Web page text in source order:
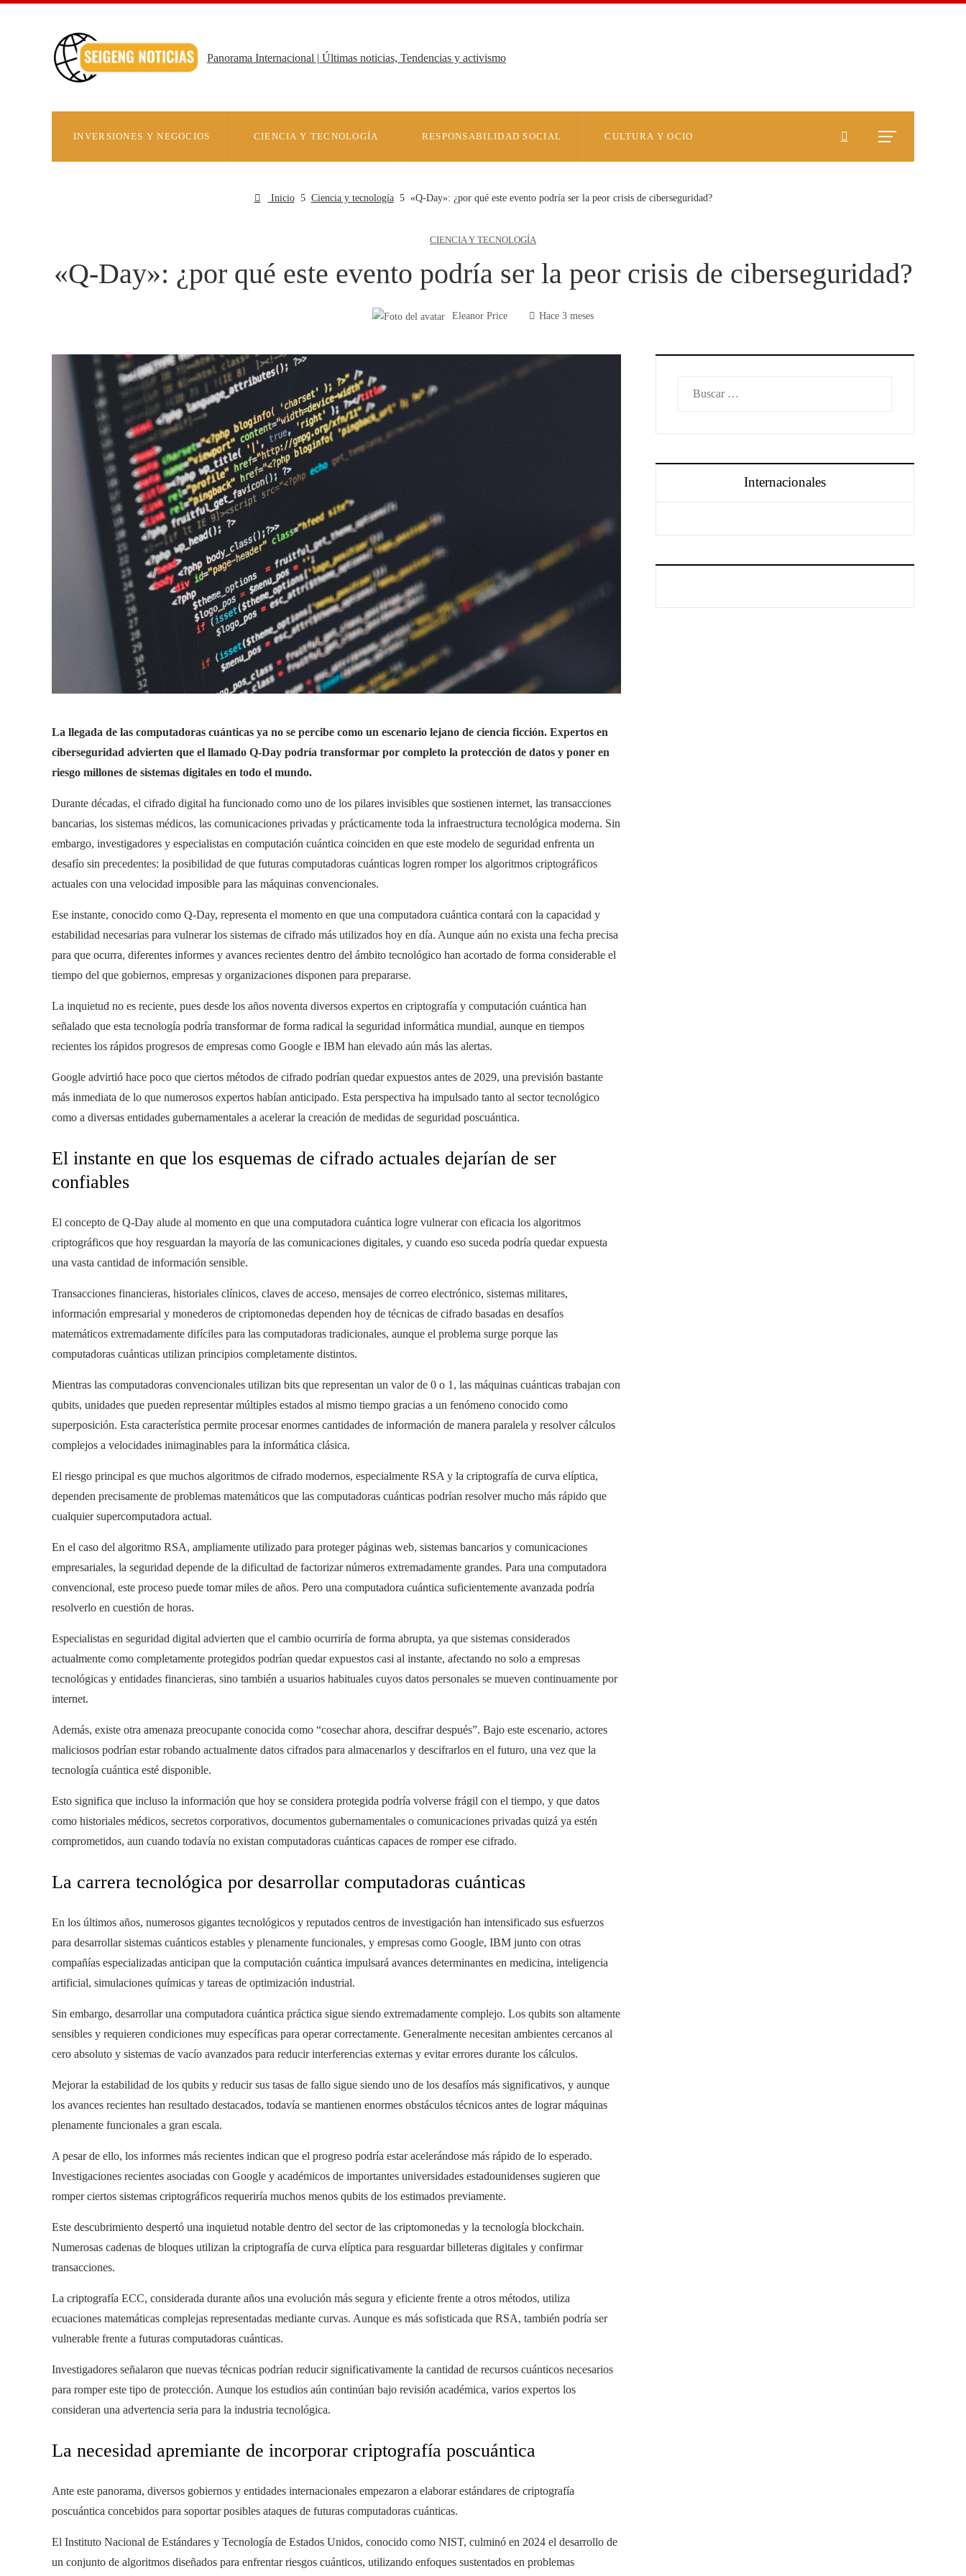
Panorama Internacional | Últimas noticias, Tendencias y activismo
INVERSIONES Y NEGOCIOS CIENCIA Y TECNOLOGÍA RESPONSABILIDAD SOCIAL CULTURA Y OCIO
Inicio Ciencia y tecnología «Q-Day»: ¿por qué este evento podría ser la peor crisis de ciberseguridad?
CIENCIA Y TECNOLOGÍA
«Q-Day»: ¿por qué este evento podría ser la peor crisis de ciberseguridad?
Eleanor Price Hace 3 meses
La llegada de las computadoras cuánticas ya no se percibe como un escenario lejano de ciencia ficción. Expertos en
ciberseguridad advierten que el llamado Q-Day podría transformar por completo la protección de datos y poner en
riesgo millones de sistemas digitales en todo el mundo.
Durante décadas, el cifrado digital ha funcionado como uno de los pilares invisibles que sostienen internet, las transacciones
bancarias, los sistemas médicos, las comunicaciones privadas y prácticamente toda la infraestructura tecnológica moderna. Sin
embargo, investigadores y especialistas en computación cuántica coinciden en que este modelo de seguridad enfrenta un
desafío sin precedentes: la posibilidad de que futuras computadoras cuánticas logren romper los algoritmos criptográficos
actuales con una velocidad imposible para las máquinas convencionales.
Ese instante, conocido como Q-Day, representa el momento en que una computadora cuántica contará con la capacidad y
estabilidad necesarias para vulnerar los sistemas de cifrado más utilizados hoy en día. Aunque aún no exista una fecha precisa
para que ocurra, diferentes informes y avances recientes dentro del ámbito tecnológico han acortado de forma considerable el
tiempo del que gobiernos, empresas y organizaciones disponen para prepararse.
La inquietud no es reciente, pues desde los años noventa diversos expertos en criptografía y computación cuántica han
señalado que esta tecnología podría transformar de forma radical la seguridad informática mundial, aunque en tiempos
recientes los rápidos progresos de empresas como Google e IBM han elevado aún más las alertas.
Google advirtió hace poco que ciertos métodos de cifrado podrían quedar expuestos antes de 2029, una previsión bastante
más inmediata de lo que numerosos expertos habían anticipado. Esta perspectiva ha impulsado tanto al sector tecnológico
como a diversas entidades gubernamentales a acelerar la creación de medidas de seguridad poscuántica.
El instante en que los esquemas de cifrado actuales dejarían de ser
confiables
El concepto de Q-Day alude al momento en que una computadora cuántica logre vulnerar con eficacia los algoritmos
criptográficos que hoy resguardan la mayoría de las comunicaciones digitales, y cuando eso suceda podría quedar expuesta
una vasta cantidad de información sensible.
Transacciones financieras, historiales clínicos, claves de acceso, mensajes de correo electrónico, sistemas militares,
información empresarial y monederos de criptomonedas dependen hoy de técnicas de cifrado basadas en desafíos
matemáticos extremadamente difíciles para las computadoras tradicionales, aunque el problema surge porque las
computadoras cuánticas utilizan principios completamente distintos.
Mientras las computadoras convencionales utilizan bits que representan un valor de 0 o 1, las máquinas cuánticas trabajan con
qubits, unidades que pueden representar múltiples estados al mismo tiempo gracias a un fenómeno conocido como
superposición. Esta característica permite procesar enormes cantidades de información de manera paralela y resolver cálculos
complejos a velocidades inimaginables para la informática clásica.
El riesgo principal es que muchos algoritmos de cifrado modernos, especialmente RSA y la criptografía de curva elíptica,
dependen precisamente de problemas matemáticos que las computadoras cuánticas podrían resolver mucho más rápido que
cualquier supercomputadora actual.
En el caso del algoritmo RSA, ampliamente utilizado para proteger páginas web, sistemas bancarios y comunicaciones
empresariales, la seguridad depende de la dificultad de factorizar números extremadamente grandes. Para una computadora
convencional, este proceso puede tomar miles de años. Pero una computadora cuántica suficientemente avanzada podría
resolverlo en cuestión de horas.
Especialistas en seguridad digital advierten que el cambio ocurriría de forma abrupta, ya que sistemas considerados
actualmente como completamente protegidos podrían quedar expuestos casi al instante, afectando no solo a empresas
tecnológicas y entidades financieras, sino también a usuarios habituales cuyos datos personales se mueven continuamente por
internet.
Además, existe otra amenaza preocupante conocida como “cosechar ahora, descifrar después”. Bajo este escenario, actores
maliciosos podrían estar robando actualmente datos cifrados para almacenarlos y descifrarlos en el futuro, una vez que la
tecnología cuántica esté disponible.
Esto significa que incluso la información que hoy se considera protegida podría volverse frágil con el tiempo, y que datos
como historiales médicos, secretos corporativos, documentos gubernamentales o comunicaciones privadas quizá ya estén
comprometidos, aun cuando todavía no existan computadoras cuánticas capaces de romper ese cifrado.
La carrera tecnológica por desarrollar computadoras cuánticas
En los últimos años, numerosos gigantes tecnológicos y reputados centros de investigación han intensificado sus esfuerzos
para desarrollar sistemas cuánticos estables y plenamente funcionales, y empresas como Google, IBM junto con otras
compañías especializadas anticipan que la computación cuántica impulsará avances determinantes en medicina, inteligencia
artificial, simulaciones químicas y tareas de optimización industrial.
Sin embargo, desarrollar una computadora cuántica práctica sigue siendo extremadamente complejo. Los qubits son altamente
sensibles y requieren condiciones muy específicas para operar correctamente. Generalmente necesitan ambientes cercanos al
cero absoluto y sistemas de vacío avanzados para reducir interferencias externas y evitar errores durante los cálculos.
Mejorar la estabilidad de los qubits y reducir sus tasas de fallo sigue siendo uno de los desafíos más significativos, y aunque
los avances recientes han resultado destacados, todavía se mantienen enormes obstáculos técnicos antes de lograr máquinas
plenamente funcionales a gran escala.
A pesar de ello, los informes más recientes indican que el progreso podría estar acelerándose más rápido de lo esperado.
Investigaciones recientes asociadas con Google y académicos de importantes universidades estadounidenses sugieren que
romper ciertos sistemas criptográficos requeriría muchos menos qubits de los estimados previamente.
Este descubrimiento despertó una inquietud notable dentro del sector de las criptomonedas y la tecnología blockchain.
Numerosas cadenas de bloques utilizan la criptografía de curva elíptica para resguardar billeteras digitales y confirmar
transacciones.
La criptografía ECC, considerada durante años una evolución más segura y eficiente frente a otros métodos, utiliza
ecuaciones matemáticas complejas representadas mediante curvas. Aunque es más sofisticada que RSA, también podría ser
vulnerable frente a futuras computadoras cuánticas.
Investigadores señalaron que nuevas técnicas podrían reducir significativamente la cantidad de recursos cuánticos necesarios
para romper este tipo de protección. Aunque los estudios aún continúan bajo revisión académica, varios expertos los
consideran una advertencia seria para la industria tecnológica.
La necesidad apremiante de incorporar criptografía poscuántica
Ante este panorama, diversos gobiernos y entidades internacionales empezaron a elaborar estándares de criptografía
poscuántica concebidos para soportar posibles ataques de futuras computadoras cuánticas.
El Instituto Nacional de Estándares y Tecnología de Estados Unidos, conocido como NIST, culminó en 2024 el desarrollo de
un conjunto de algoritmos diseñados para enfrentar riesgos cuánticos, utilizando enfoques sustentados en problemas
Internacionales